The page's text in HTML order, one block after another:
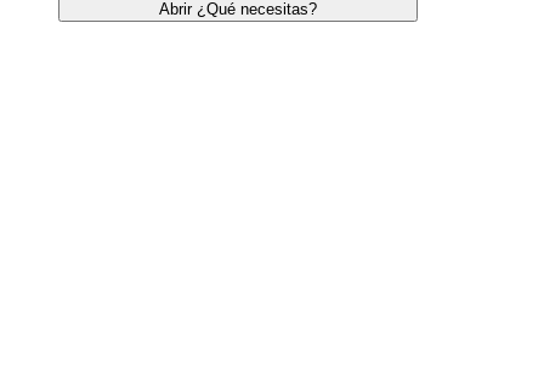
Abrir ¿Qué necesitas?